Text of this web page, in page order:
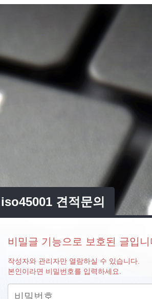
iso45001 견적문의
비밀글 기능으로 보호된 글입니
작성자와 관리자만 열람하실 수 있습니다.
본인이라면 비밀번호를 입력하세요.